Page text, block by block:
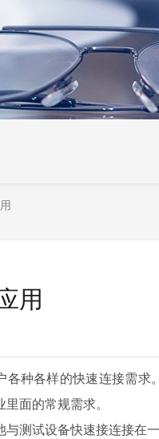
用
各种各样的快速连接需求
面的常规需求。
测试设备快速接连接在